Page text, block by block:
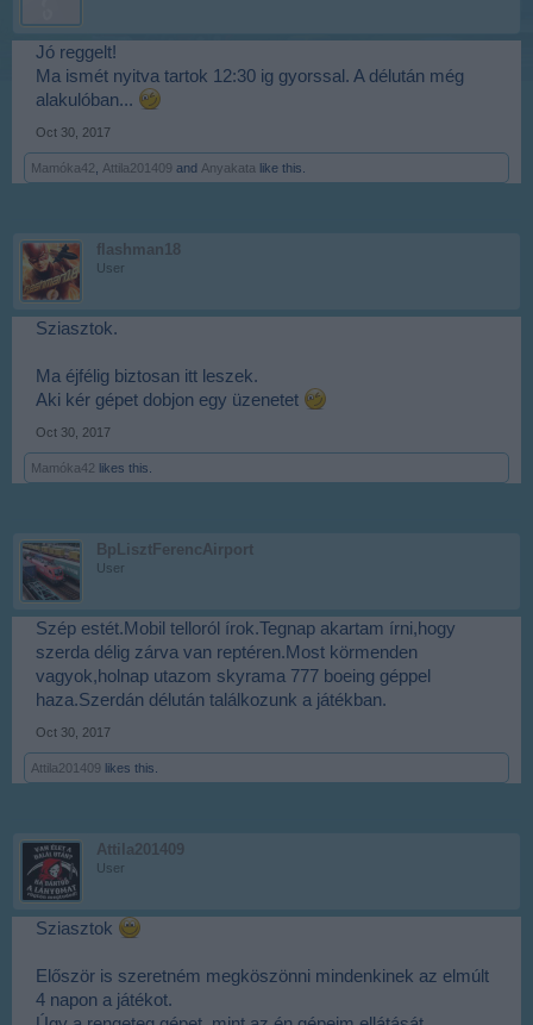
Jó reggelt!
Ma ismét nyitva tartok 12:30 ig gyorssal. A délután még
alakulóban...
Oct 30, 2017
Mamóka42 Attila201409 and Anyakata like this.
flashman18
User
Sziasztok.
Ma éjfélig biztosan itt leszek.
Aki kér gépet dobjon egy üzenetet
Oct 30, 2017
Mamóka42 likes this.
BpLisztFerencAirport
User
Szép estét.Mobil telloról írok.Tegnap akartam írni,hogy
szerda délig zárva van reptéren.Most körmenden
vagyok,holnap utazom skyrama 777 boeing géppel
haza.Szerdán délután találkozunk a játékban.
Oct 30, 2017
Attila201409 likes this.
Attila201409
User
Sziasztok
Először is szeretném megköszönni mindenkinek az elmúlt
4 napon a játékot.